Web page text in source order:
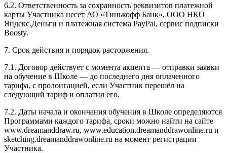
6.2. Ответственность за сохранность реквизитов платежной
карты Участника несет АО «Тинькофф Банк», ООО НКО
Яндекс.Деньги и платежная система PayPal, сервис подписки
Boosty.
7. Срок действия и порядок расторжения.
7.1. Договор действует с момента акцепта — отправки заявки
на обучение в Школе — до последнего дня оплаченного
тарифа, с пролонгацией, если Участник перешёл на
следующий тариф и оплатил его.
7.2. Даты начала и окончания обучения в Школе определяются
Программами каждого тарифа, сроки можно найти на сайте
www.dreamanddraw.ru, www.education.dreamanddrawonline.ru и
sketching.dreamanddrawonline.ru на момент регистрации
Участника.